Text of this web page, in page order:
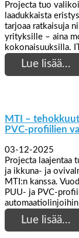
Projecta tuo
laadukkaista
tarjoaa ratkaisuja
yrityksille – aina
kokonaisuuksilla.
Lue lisää…
MTI –
PVC-profiilien
03-12-2025
Projecta laajentaa
ja ikkuna- ja
MTI:n kanssa.
PUU- ja PVC-
Lue lisää…